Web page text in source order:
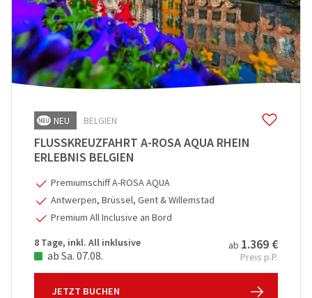
NEU BELGIEN
FLUSSKREUZFAHRT A-ROSA AQUA RHEIN
ERLEBNIS BELGIEN
Premiumschiff A-ROSA AQUA
Antwerpen, Brüssel, Gent & Willemstad
Premium All Inclusive an Bord
8 Tage, inkl. All inklusive
ab Sa. 07.08.
ab 1.369 €
Preis p.P.
JETZT BUCHEN